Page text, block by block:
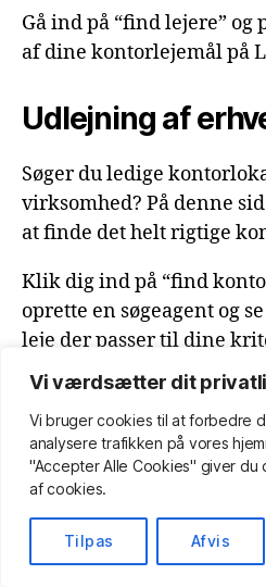
Vi værdsætter dit
Vi bruger cookies til at forbedre
analysere trafikken på vores
"Accepter Alle Cookies" giver du
af cookies.
Tilpas Afvis
Gå ind på “find lejere” og
af dine kontorlejemål på
Udlejning af
Søger du ledige
virksomhed? På denne
at finde det helt rigtige
Klik dig ind på “find
oprette en søgeagent og
leje der passer til dine
Lokalebasen.dk.
Kontor til leje, udlejning af
Bliv klædt på som lejer eller
© 2026Kontorlejemål.dk